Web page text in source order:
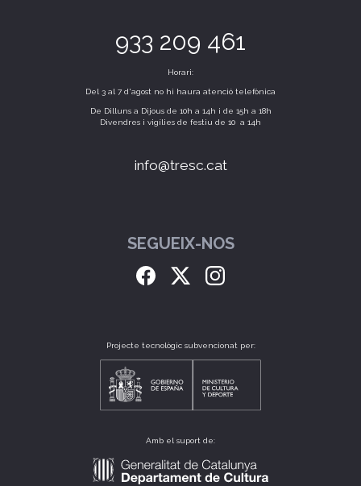
933 209 461
Horari:
Del 3 al 7 d'agost no hi haura atenció telefònica
De Dilluns a Dijous de 10h a 14h i de 15h a 18h
Divendres i vigílies de festiu de 10 a 14h
info@tresc.cat
SEGUEIX-NOS
Projecte tecnològic subvencionat per:
Amb el suport de: